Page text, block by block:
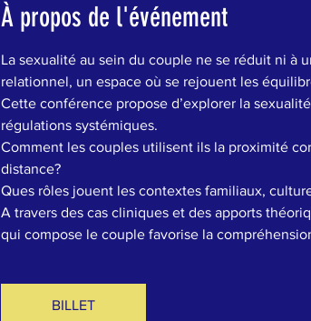
À propos de l'événement
La sexualité au sein du couple ne se réduit ni à
relationnel, un espace où se rejouent les
Cette conférence propose d’explorer la
régulations systémiques.
Comment les couples utilisent ils la proximité
distance?
Ques rôles jouent les contextes familiaux,
A travers des cas cliniques et des apports
qui compose le couple favorise la
BILLET